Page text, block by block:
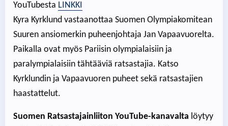
YouTubesta LINKKI
Kyra Kyrklund vastaanottaa Suomen Olympiakomitean
Suuren ansiomerkin puheenjohtaja Jan Vapaavuorelta.
Paikalla ovat myös Pariisin olympialaisiin ja
paralympialaisiin tähtääviä ratsastajia. Katso
Kyrklundin ja Vapaavuoren puheet sekä ratsastajien
haastattelut.
Suomen Ratsastajainliiton YouTube-kanavalta löytyy